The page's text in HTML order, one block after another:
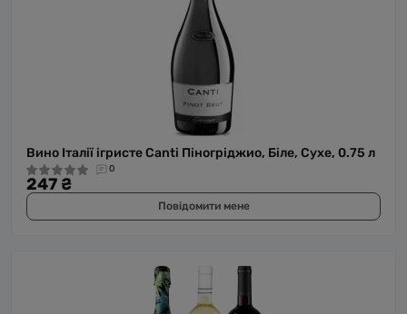
Вино Італії ігристе Canti Піногріджио, Біле, Сухе, 0.75 л
0
247 ₴
Повідомити мене